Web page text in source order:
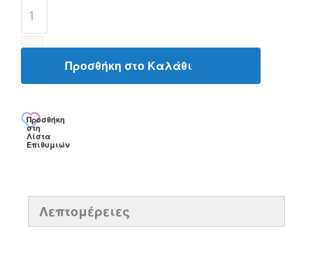
Προσθήκη στο Καλάθι
Προσθήκη
στη
Λίστα
Επιθυμιών
Λεπτομέρειες